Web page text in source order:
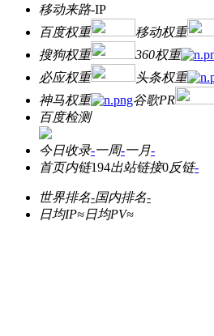
移动来路-IP
百度权重
移动权重
搜狗权重
360权重
必应权重
头条权重
神马权重
谷歌PR
百度检测
今日收录-一周-一月-
首页内链194出站链接0反链-
世界排名-国内排名-
日均IP≈日均PV≈